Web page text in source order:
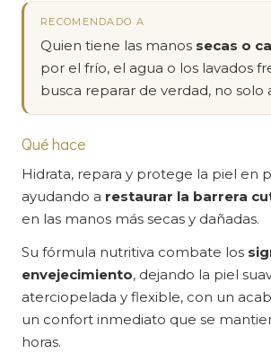
RECOMENDADO A
Quien tiene las manos secas o
por el frío, el agua o los lavados
busca reparar de verdad, no solo
Qué hace
Hidrata, repara y protege la piel en
ayudando a restaurar la barrera
en las manos más secas y dañadas.
Su fórmula nutritiva combate los
envejecimiento, dejando la piel
aterciopelada y flexible, con un
un confort inmediato que se
horas.